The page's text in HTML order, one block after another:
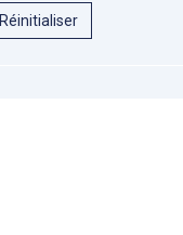
Réinitialiser